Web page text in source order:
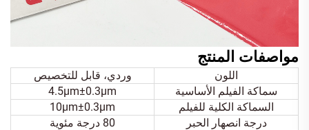
مواصفات المنتج
اللون
وردي، قابل للتخصيص
سماكة الفيلم الأساسية
4.5μm±0.3μm
السماكة الكلية للفيلم
10μm±0.3μm
درجة انصهار الحبر
80 درجة مئوية